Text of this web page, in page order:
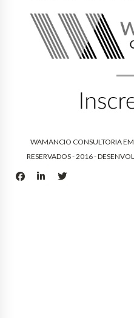
WAMANCIO CONSULTORIA
RESERVADOS - 2016 -